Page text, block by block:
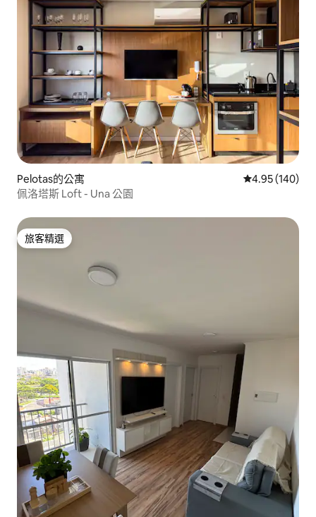
Pelotas的公寓 從 140 則評價
4.95 (140)
佩洛塔斯 Loft - Una 公園
旅客精選
旅客精選